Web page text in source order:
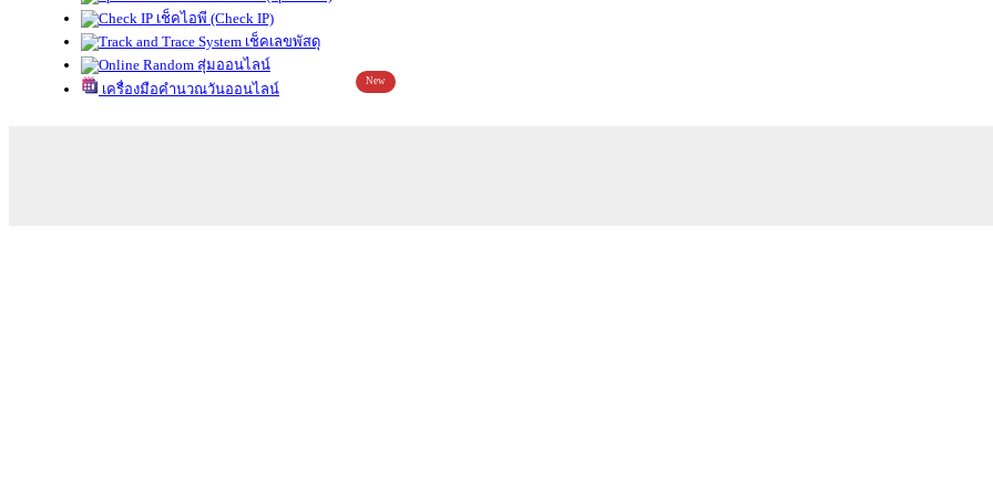
เช็คไอพี (Check IP)
เช็คเลขพัสดุ
สุ่มออนไลน์
เครื่องมือคำนวณวันออนไลน์
New